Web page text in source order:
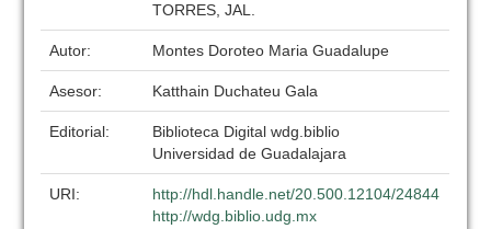
TORRES, JAL.
Autor: Montes Doroteo Maria Guadalupe
Asesor: Katthain Duchateu Gala
Editorial:
Biblioteca Digital wdg.biblio
Universidad de Guadalajara
URI:
http://hdl.handle.net/20.500.12104/24844
http://wdg.biblio.udg.mx